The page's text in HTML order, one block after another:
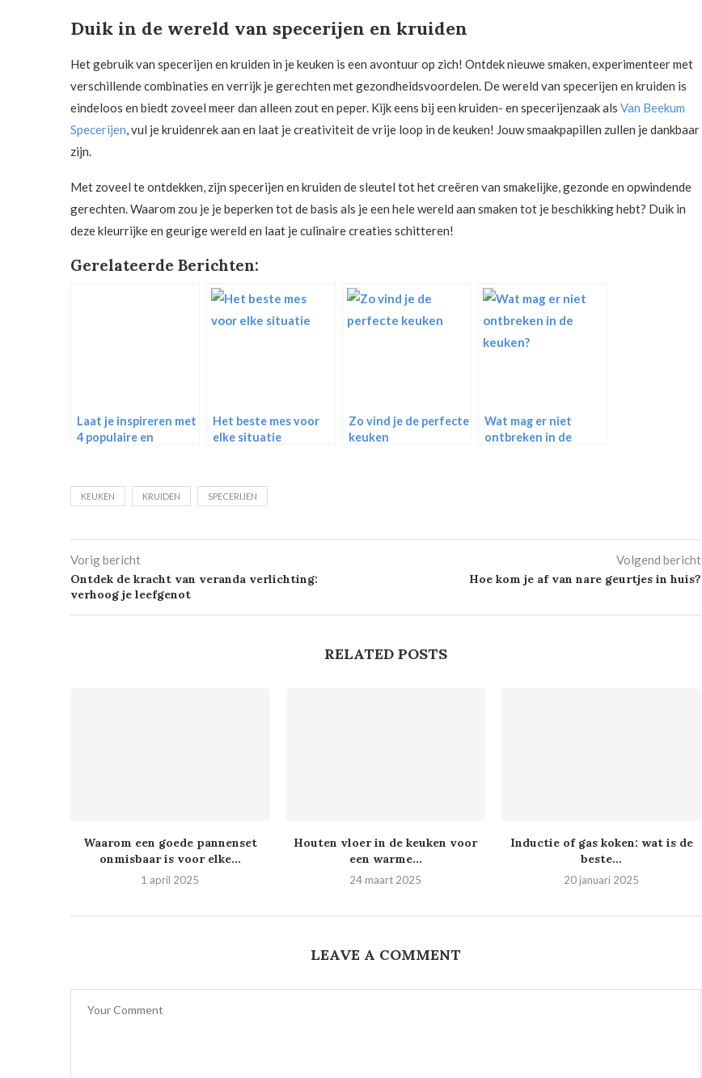
Duik in de wereld van specerijen en kruiden
Het gebruik van specerijen en kruiden in je keuken is een avontuur op zich! Ontdek nieuwe smaken, experimenteer met
verschillende combinaties en verrijk je gerechten met gezondheidsvoordelen. De wereld van specerijen en kruiden is
eindeloos en biedt zoveel meer dan alleen zout en peper. Kijk eens bij een kruiden- en specerijenzaak als Van Beekum
Specerijen, vul je kruidenrek aan en laat je creativiteit de vrije loop in de keuken! Jouw smaakpapillen zullen je dankbaar
zijn.
Met zoveel te ontdekken, zijn specerijen en kruiden de sleutel tot het creëren van smakelijke, gezonde en opwindende
gerechten. Waarom zou je je beperken tot de basis als je een hele wereld aan smaken tot je beschikking hebt? Duik in
deze kleurrijke en geurige wereld en laat je culinaire creaties schitteren!
Gerelateerde Berichten:
Laat je inspireren met
4 populaire en
Het beste mes voor
elke situatie
Zo vind je de perfecte
keuken
Wat mag er niet
ontbreken in de
KEUKEN KRUIDEN SPECERIJEN
Vorig bericht
Ontdek de kracht van veranda verlichting:
verhoog je leefgenot
Volgend bericht
Hoe kom je af van nare geurtjes in huis?
RELATED POSTS
Waarom een goede pannenset
onmisbaar is voor elke...
1 april 2025
Houten vloer in de keuken voor
een warme...
24 maart 2025
Inductie of gas koken: wat is de
beste...
20 januari 2025
LEAVE A COMMENT